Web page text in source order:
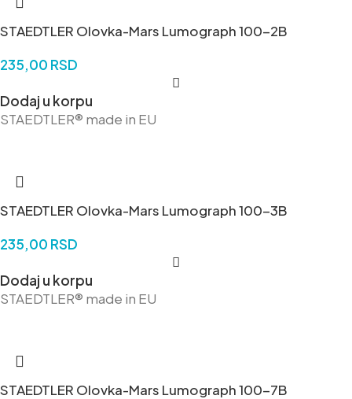
STAEDTLER Olovka-Mars Lumograph 100-2B
235,00 RSD
Dodaj u korpu
STAEDTLER® made in EU
STAEDTLER Olovka-Mars Lumograph 100-3B
235,00 RSD
Dodaj u korpu
STAEDTLER® made in EU
STAEDTLER Olovka-Mars Lumograph 100-7B